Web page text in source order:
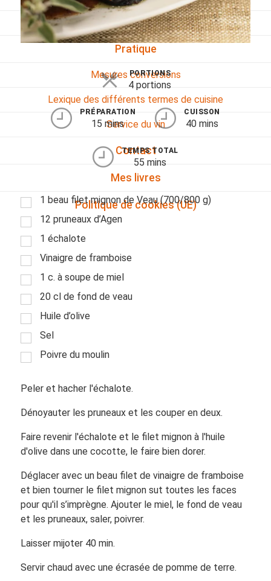
Viandes
Pratique
Mesures conversions
Lexique des différents termes de cuisine
Service du vin
Contact
Mes livres
Politique de cookies (UE)
PORTIONS
4 portions
PRÉPARATION
15 mins
CUISSON
40 mins
TEMPS TOTAL
55 mins
1 beau filet mignon de Veau (700/800 g)
12 pruneaux d’Agen
1 échalote
Vinaigre de framboise
1 c. à soupe de miel
20 cl de fond de veau
Huile d’olive
Sel
Poivre du moulin
Peler et hacher l'échalote.
Dénoyauter les pruneaux et les couper en deux.
Faire revenir l'échalote et le filet mignon à l'huile
d'olive dans une cocotte, le faire bien dorer.
Déglacer avec un beau filet de vinaigre de framboise
et bien tourner le filet mignon sut toutes les faces
pour qu'il s’imprègne. Ajouter le miel, le fond de veau
et les pruneaux, saler, poivrer.
Laisser mijoter 40 min.
Servir chaud avec une écrasée de pomme de terre.